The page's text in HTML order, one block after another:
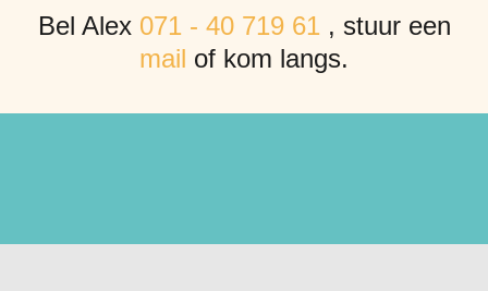
Bel Alex 071 - 40 719 61 , stuur een
mail of kom langs.